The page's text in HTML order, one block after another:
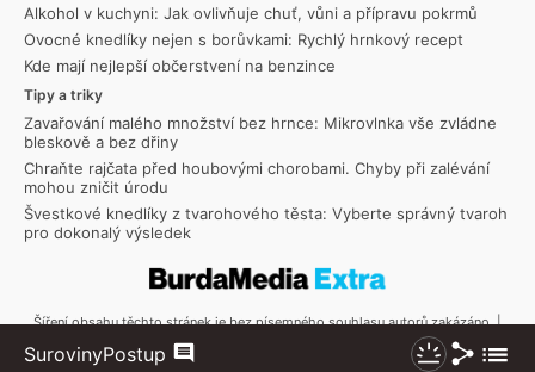
SurovinyPostup Komentáře Nezhasínat
Sdílet
Alkohol v kuchyni: Jak ovlivňuje chuť, vůni a přípravu pokrmů
Ovocné knedlíky nejen s borůvkami: Rychlý hrnkový recept
Kde mají nejlepší občerstvení na benzince
Tipy a triky
Zavařování malého množství bez hrnce: Mikrovlnka vše zvládne
bleskově a bez dřiny
Chraňte rajčata před houbovými chorobami. Chyby při zalévání
mohou zničit úrodu
Švestkové knedlíky z tvarohového těsta: Vyberte správný tvaroh
pro dokonalý výsledek
Šíření obsahu těchto stránek je bez písemného souhlasu autorů zakázáno. |